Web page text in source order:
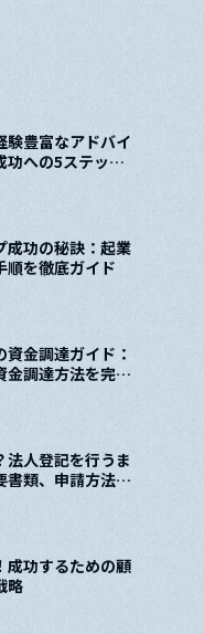
験豊富なアドバイ
功への5ステップ
成功の秘訣：起業
順を徹底ガイド
金調達ガイド：
金調達方法を完全
法人登記を行うま
書類、申請方法に
成功するための顧
略